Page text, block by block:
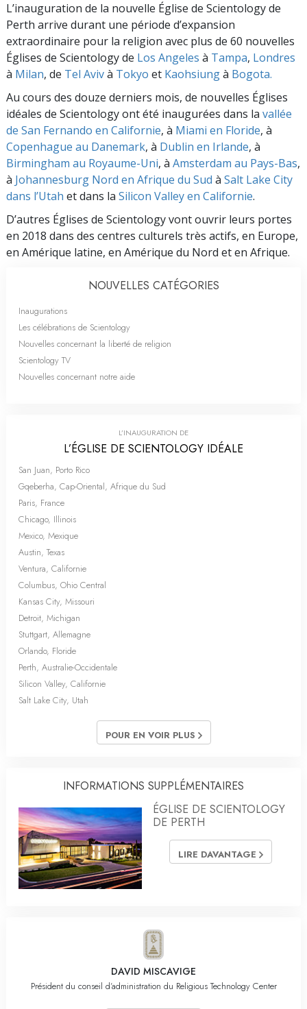
L’inauguration de la nouvelle Église de Scientology de
Perth arrive durant une période d’expansion
extraordinaire pour la religion avec plus de 60 nouvelles
Églises de Scientology de Los Angeles à Tampa, Londres
à Milan, de Tel Avivà Tokyo et Kaohsiungà Bogota.
Au cours des douze derniers mois, de nouvelles Églises
idéales de Scientology ont été inaugurées dans la vallée
de San Fernando en Californie, à Miami en Floride, à
Copenhague au Danemark, à Dublin en Irlande, à
Birmingham au Royaume-Uni, à Amsterdam au Pays-Bas,
à Johannesburg Nord en Afrique du Sud à Salt Lake City
dans l’Utah et dans la Silicon Valley en Californie.
D’autres Églises de Scientology vont ouvrir leurs portes
en 2018 dans des centres culturels très actifs, en Europe,
en Amérique latine, en Amérique du Nord et en Afrique.
NOUVELLES CATÉGORIES
Inaugurations
Les célébrations de Scientology
Nouvelles concernant la liberté de religion
Scientology TV
Nouvelles concernant notre aide
L’INAUGURATION DE
L’ÉGLISE DE SCIENTOLOGY IDÉALE
San Juan, Porto Rico
Gqeberha, Cap-Oriental, Afrique du Sud
Paris, France
Chicago, Illinois
Mexico, Mexique
Austin, Texas
Ventura, Californie
Columbus, Ohio Central
Kansas City, Missouri
Detroit, Michigan
Stuttgart, Allemagne
Orlando, Floride
Perth, Australie-Occidentale
Silicon Valley, Californie
Salt Lake City, Utah
POUR EN VOIR PLUS
INFORMATIONS SUPPLÉMENTAIRES
ÉGLISE DE SCIENTOLOGY
DE PERTH
LIRE DAVANTAGE
DAVID MISCAVIGE
Président du conseil d’administration du Religious Technology Center